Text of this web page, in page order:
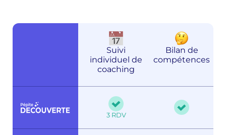
Suivi
individuel de
coaching
3 RDV
Bilan de
compétences